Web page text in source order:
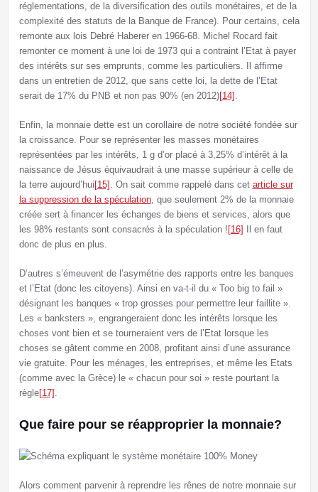
réglementations, de la diversification des outils monétaires, et de la
complexité des statuts de la Banque de France). Pour certains, cela
remonte aux lois Debré Haberer en 1966-68. Michel Rocard fait
remonter ce moment à une loi de 1973 qui a contraint l’Etat à payer
des intérêts sur ses emprunts, comme les particuliers. Il affirme
dans un entretien de 2012, que sans cette loi, la dette de l’Etat
serait de 17% du PNB et non pas 90% (en 2012)[14] .
Enfin, la monnaie dette est un corollaire de notre société fondée sur
la croissance. Pour se représenter les masses monétaires
représentées par les intérêts, 1 g d’or placé à 3,25% d’intérêt à la
naissance de Jésus équivaudrait à une masse supérieur à celle de
la terre aujourd’hui [15] . On sait comme rappelé dans cet article sur
la suppression de la spéculation, que seulement 2% de la monnaie
créée sert à financer les échanges de biens et services, alors que
les 98% restants sont consacrés à la spéculation ! [16] Il en faut
donc de plus en plus.
D’autres s’émeuvent de l’asymétrie des rapports entre les banques
et l’Etat (donc les citoyens). Ainsi en va-t-il du « Too big to fail »
désignant les banques « trop grosses pour permettre leur faillite ».
Les « banksters », engrangeraient donc les intérêts lorsque les
choses vont bien et se tourneraient vers de l’Etat lorsque les
choses se gâtent comme en 2008, profitant ainsi d’une assurance
vie gratuite. Pour les ménages, les entreprises, et même les Etats
(comme avec la Grèce) le « chacun pour soi » reste pourtant la
règle[17] .
Que faire pour se réapproprier la monnaie?
Alors comment parvenir à reprendre les rênes de notre monnaie sur